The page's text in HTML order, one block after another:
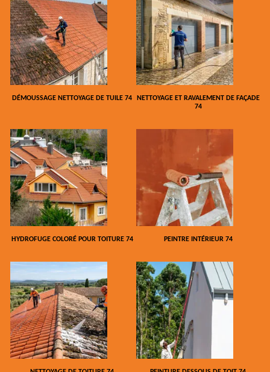
DÉMOUSSAGE NETTOYAGE DE TUILE 74
NETTOYAGE ET RAVALEMENT DE FAÇADE
74
HYDROFUGE COLORÉ POUR TOITURE 74 PEINTRE INTÉRIEUR 74